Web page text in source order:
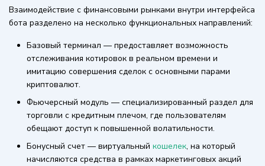
Взаимодействие с финансовыми рынками внутри интерфейса
бота разделено на несколько функциональных направлений:
Базовый терминал — предоставляет возможность
отслеживания котировок в реальном времени и
имитацию совершения сделок с основными парами
криптовалют.
Фьючерсный модуль — специализированный раздел для
торговли с кредитным плечом, где пользователям
обещают доступ к повышенной волатильности.
Бонусный счет — виртуальный кошелек, на который
начисляются средства в рамках маркетинговых акций